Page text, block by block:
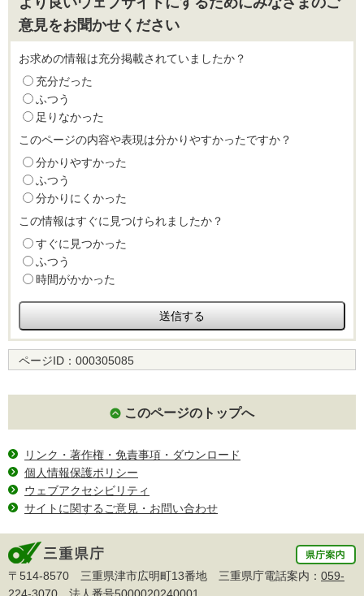
意見をお聞かせください
お求めの情報は充分掲載されていましたか？
充分だった
ふつう
足りなかった
このページの内容や表現は分かりやすかったですか？
分かりやすかった
ふつう
分かりにくかった
この情報はすぐに見つけられましたか？
すぐに見つかった
ふつう
時間がかかった
ページID： 000305085
このページのトップへ
リンク・著作権・免責事項・ダウンロード
個人情報保護ポリシー
ウェブアクセシビリティ
サイトに関するご意見・お問い合わせ
〒514-8570 三重県津市広明町13番地 三重県庁電話案内： 059-
224-3070 法人番号5000020240001